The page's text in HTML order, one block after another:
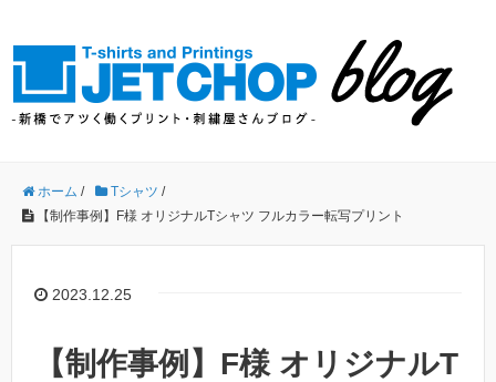
ホーム / Tシャツ /
【制作事例】F様 オリジナルTシャツ フルカラー転写プリント
2023.12.25
【制作事例】F様 オリジナルT